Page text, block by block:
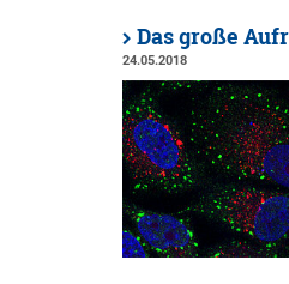
Das große
24.05.2018